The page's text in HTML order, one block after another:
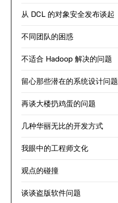
从 DCL 的对象安全发布谈起
不同团队的困惑
不适合 Hadoop 解决的问题
留心那些潜在的系统设计问题
再谈大楼扔鸡蛋的问题
几种华丽无比的开发方式
我眼中的工程师文化
观点的碰撞
谈谈盗版软件问题